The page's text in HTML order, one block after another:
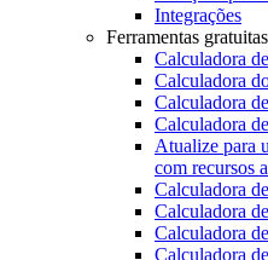
Integrações
Ferramentas gratuitas
Calculadora
Calculadora
Calculadora
Calculadora
Atualize para
com recursos
Calculadora
Calculadora
Calculadora
Calculadora